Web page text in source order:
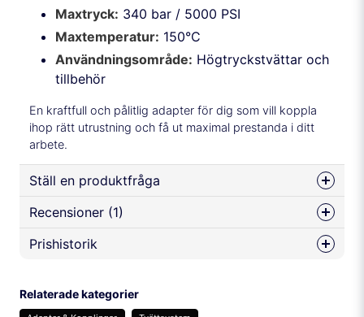
Maxtryck: 340 bar / 5000 PSI
Maxtemperatur: 150°C
Användningsområde: Högtryckstvättar och
tillbehör
En kraftfull och pålitlig adapter för dig som vill koppla
ihop rätt utrustning och få ut maximal prestanda i ditt
arbete.
Ställ en produktfråga
question
name
Namn
Recensioner (1)
Prishistorik
Relaterade kategorier